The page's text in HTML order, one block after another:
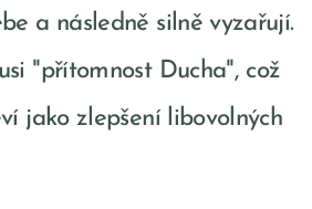
a následně silně vyzařují.
"přítomnost Ducha", což
jako zlepšení libovolných